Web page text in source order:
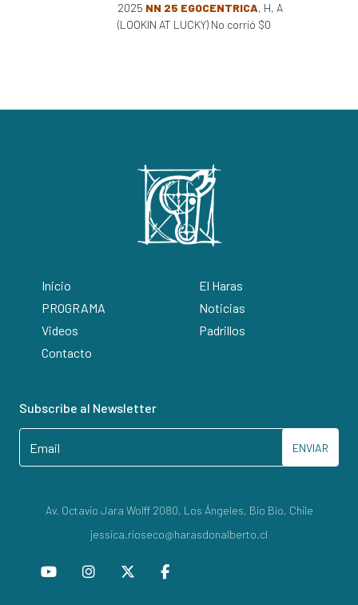
2025 NN 25 EGOCENTRICA, H, A
(LOOKIN AT LUCKY) No corrió $0
Inicio
El Haras
PROGRAMA
Noticias
Videos
Padrillos
Contacto
Subscribe al Newsletter
ENVIAR
Av. Octavio Jara Wolff 2080, Los Ángeles, Bío Bío, Chile
jessica.rioseco@harasdonalberto.cl